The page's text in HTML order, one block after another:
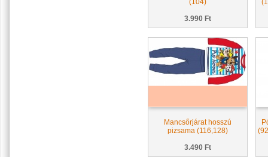
(104)
3.990 Ft
Mancsőrjárat hosszú
pizsama (116,128)
3.490 Ft